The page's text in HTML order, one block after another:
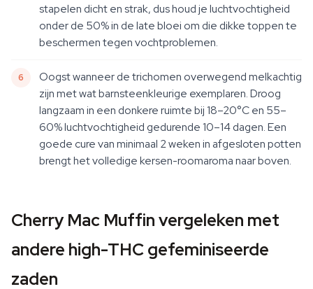
stapelen dicht en strak, dus houd je luchtvochtigheid
onder de 50% in de late bloei om die dikke toppen te
beschermen tegen vochtproblemen.
Oogst wanneer de trichomen overwegend melkachtig
zijn met wat barnsteenkleurige exemplaren. Droog
langzaam in een donkere ruimte bij 18–20°C en 55–
60% luchtvochtigheid gedurende 10–14 dagen. Een
goede cure van minimaal 2 weken in afgesloten potten
brengt het volledige kersen-roomaroma naar boven.
Cherry Mac Muffin vergeleken met
andere high-THC gefeminiseerde
zaden